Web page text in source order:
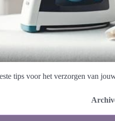
tips voor het verzorgen van